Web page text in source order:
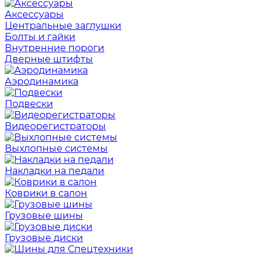
Аксессуары
Центральные заглушки
Болты и гайки
Внутренние пороги
Дверные штифты
Аэродинамика
Подвески
Видеорегистраторы
Выхлопные системы
Накладки на педали
Коврики в салон
Грузовые шины
Грузовые диски